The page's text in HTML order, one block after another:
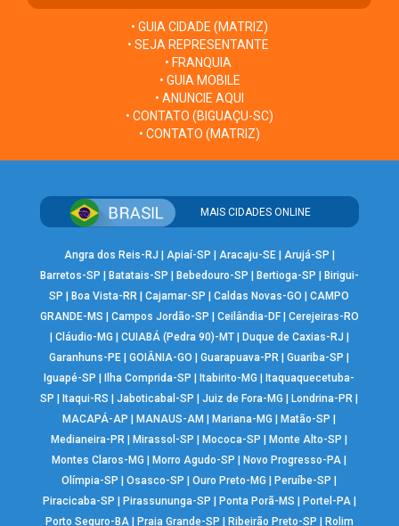
• GUIA CIDADE (MATRIZ)
• SEJA REPRESENTANTE
• FRANQUIA
• GUIA MOBILE
• ANUNCIE AQUI
• CONTATO (BIGUAÇU-SC)
• CONTATO (MATRIZ)
MAIS CIDADES ONLINE
Angra dos Reis-RJ Apiaí-SP Aracaju-SE| Arujá-SP
Barretos-SP
Batatais-SP Bebedouro-SP Bertioga-SP
Birigui-
SP
Boa Vista-RR |Cajamar-SP |Caldas Novas-GO |CAMPO
GRANDE-MS
Campos Jordão-SP Ceilândia-DF| Cerejeiras-RO
Cláudio-MG CUIABÁ (Pedra 90)-MT| Duque de Caxias-RJ
Garanhuns-PE |GOIÂNIA-GO |Guarapuava-PR |Guariba-SP
Iguapé-SP
Ilha Comprida-SP Itabirito-MG
Itaquaquecetuba-
SP
Itaqui-RS |Jaboticabal-SP |Juiz de Fora-MG Londrina-PR
MACAPÁ-AP
MANAUS-AM Mariana-MG Matão-SP
Medianeira-PR
Mirassol-SP Mococa-SP Monte Alto-SP
Montes Claros-MG
Morro Agudo-SP Novo Progresso-PA
Olímpia-SP
|Osasco-SP |Ouro Preto-MG Peruíbe-SP
Piracicaba-SP
Pirassununga-SP Ponta Porã-MS Portel-PA|
Porto Seguro-BA| Praia Grande-SP Ribeirão Preto-SP Rolim